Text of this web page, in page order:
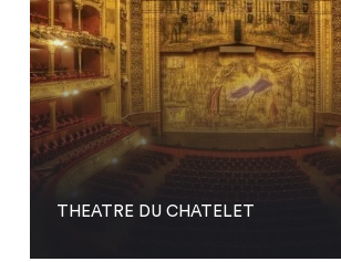
THEATRE DU CHATELET